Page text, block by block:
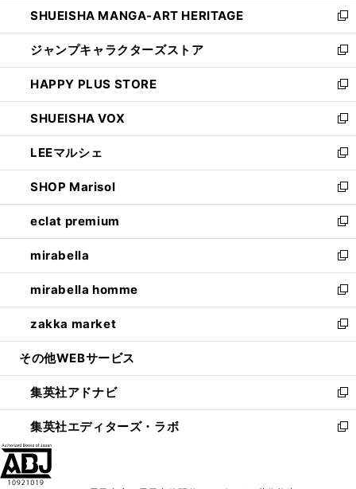
く
で
開
く
い
ウ
ィ
ン
ド
ウ
で
開
く
SHUEISHA MANGA-ART HERITAGE
新
し
い
ウ
ィ
ン
ド
ウ
で
開
く
ジャンプキャラクターズストア
新
し
い
ウ
ィ
ン
ド
ウ
で
開
く
HAPPY PLUS STORE
新
し
い
ウ
ィ
ン
ド
ウ
で
開
く
SHUEISHA VOX
新
し
い
ウ
ィ
ン
ド
ウ
で
開
く
LEEマルシェ
新
し
い
ウ
ィ
ン
ド
ウ
で
開
く
SHOP Marisol
新
し
い
ウ
ィ
ン
ド
ウ
で
開
eclat premium
新
し
い
ウ
ィ
ン
ド
ウ
開
く
mirabella
新
し
い
ウ
ィ
ン
ウ
で
開
く
mirabella homme
新
し
い
ウ
ン
ド
ウ
で
zakka market
新
し
ウ
ィ
ン
ド
その他WEBサービス
集英社アドナビ
新
し
い
集英社エディターズ・ラボ
新